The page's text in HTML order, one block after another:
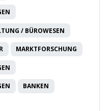
/ BÜROWESEN
MARKTFORSCHUNG
BANKEN